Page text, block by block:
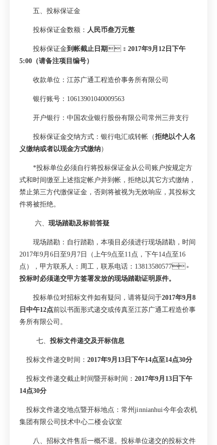
五、投标保证金
投标保证金数额： 人民币叁万元整
投标保证金到帐截止日期： 2017年9 月 12 日下午
5:00 （请备注项目编号）
收款单位：江苏广通工程造价事务所有限公司
银行账号： 10613901040009563
开户银行：中国农业银行股份有限公司常州三井支行
投标保证金交纳方式：银行电汇或转帐（拒绝以个人名
义缴纳或者以现金方式缴纳）
*投标单位必须自行将投标保证金从公司账户按规定方
式和时间缴至上述指定帐户并到帐，拒绝以其它方式缴纳，
禁止第三方代缴保证金，否则将被视为无效响应，其投标文
件将被拒绝。
六、 现场踏勘及标前答疑
现场踏勘：自行踏勘，本项目必须进行现场踏勘，时间
2017年9 月 6 日至9 月 7 日（上午9点至 11 点，下午14点至 16
点），甲方联系人：周工，联系电话： 13813580577。
投标时必须递交甲方签署发放的现场踏勘证明原件。
投标单位对招标文件如有疑问，请将疑问于2017年9 月 8
日中午12点前以书面形式递交或传真至江苏广通工程造价事
务所有限公司。
七、 投标文件递交及开标信息
投标文件递交时间： 2017年9 月 13 日 下午14点至14点30分
投标文件递交截止时间暨开标时间： 2017年9 月 13 日 下午
14点30分
投标文件递交地点暨开标地点： 常州jinnianhui今年会农机
集团有限公司技术中心二楼会议室
八、招标文件售后一概不退。投标单位递交的投标文件